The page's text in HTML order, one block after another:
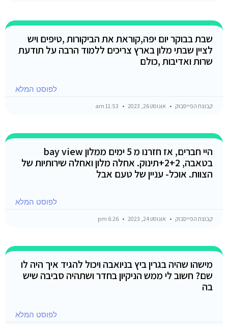
שבת בבוקר יום יפה,קוראת את הביקורות ,טיפים ויש
לציין שבתי מלון בארץ צריכים ללמוד הרבה על תודעת
שרות ואדיבות ,כולם
לפוסט המלא
קבוצת הפייסבוק אוגוסט 26, 2023
היי חברים, אז חזרנו מ 5 ימים ממלון bay view
בטאבה, 2+2+תינוק. אחלה מלון ואחלה שירותיות של
הצוות. אוכל- עניין של טעם אבל
לפוסט המלא
קבוצת הפייסבוק אוגוסט 24, 2023
מישהו שהיה בגרין ביץ בניואבה ויכול להגיד איך היה לו
שם? חשוב לי ממש הניקיון בחדר ושתהיה סביבה שיש
בה
לפוסט המלא